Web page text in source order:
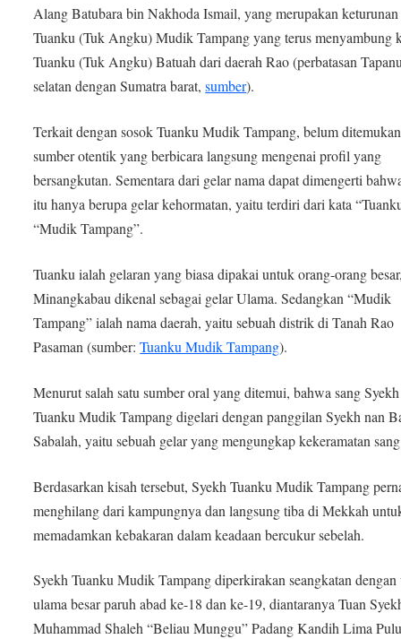
Alang Batubara bin Nakhoda Ismail, yang merupakan
Tuanku (Tuk Angku) Mudik Tampang yang terus menyambung
Tuanku (Tuk Angku) Batuah dari daerah Rao (perbatasan
selatan dengan Sumatra barat,sumber).
Terkait dengan sosok Tuanku Mudik Tampang, belum ditemukan
sumber otentik yang berbicara langsung mengenai profil yang
bersangkutan. Sementara dari gelar nama dapat dimengerti
itu hanya berupa gelar kehormatan, yaitu terdiri dari kata
“Mudik Tampang”.
Tuanku ialah gelaran yang biasa dipakai untuk orang-orang
Minangkabau dikenal sebagai gelar Ulama. Sedangkan “Mudik
Tampang” ialah nama daerah, yaitu sebuah distrik di Tanah Rao
Pasaman (sumber:Tuanku Mudik Tampang).
Menurut salah satu sumber oral yang ditemui, bahwa sang Syekh
Tuanku Mudik Tampang digelari dengan panggilan Syekh nan
Sabalah, yaitu sebuah gelar yang mengungkap kekeramatan
Berdasarkan kisah tersebut, Syekh Tuanku Mudik Tampang
menghilang dari kampungnya dan langsung tiba di Mekkah
memadamkan kebakaran dalam keadaan bercukur sebelah.
Syekh Tuanku Mudik Tampang diperkirakan seangkatan dengan
ulama besar paruh abad ke-18 dan ke-19, diantaranya Tuan
Muhammad Shaleh “Beliau Munggu” Padang Kandih Lima